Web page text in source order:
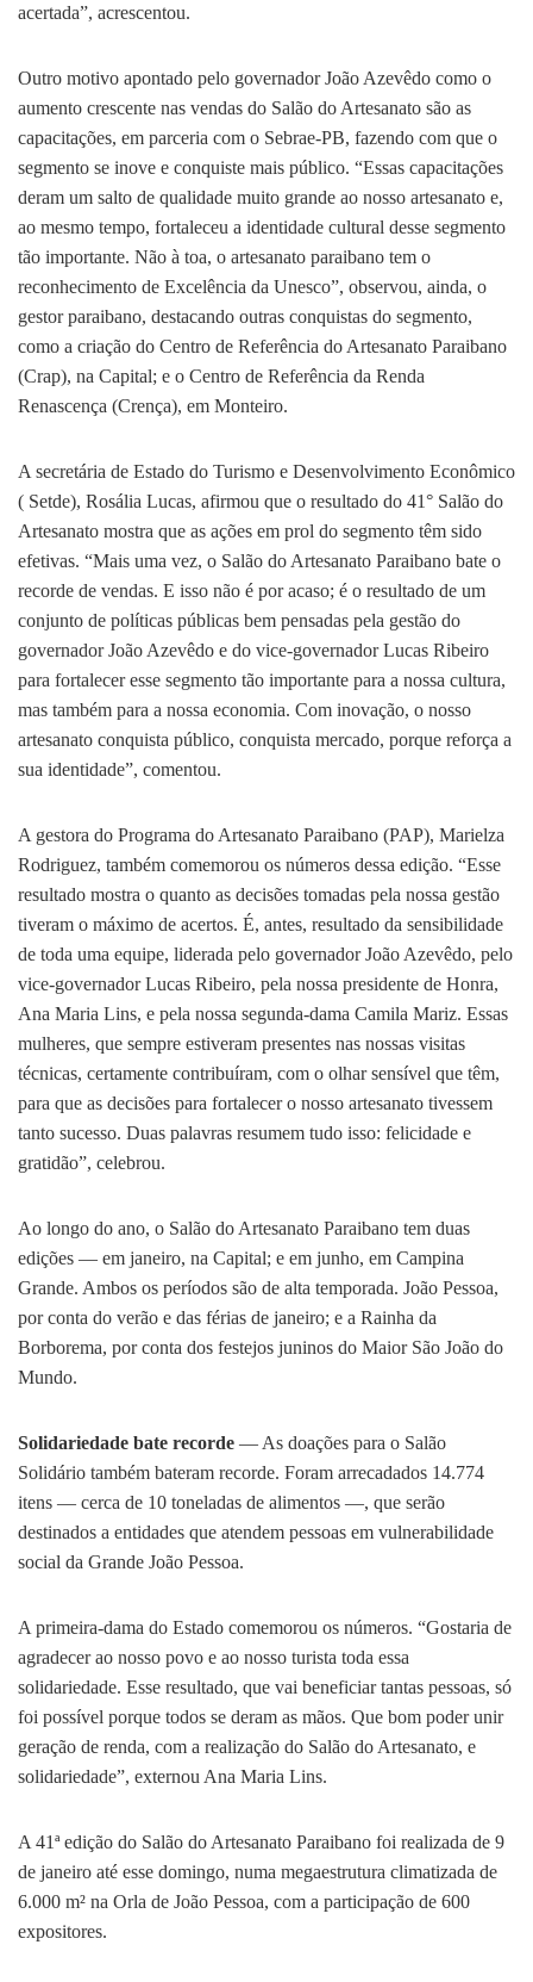
acertada”, acrescentou.
Outro motivo apontado pelo governador João Azevêdo como o
aumento crescente nas vendas do Salão do Artesanato são as
capacitações, em parceria com o Sebrae-PB, fazendo com que o
segmento se inove e conquiste mais público. “Essas capacitações
deram um salto de qualidade muito grande ao nosso artesanato e,
ao mesmo tempo, fortaleceu a identidade cultural desse segmento
tão importante. Não à toa, o artesanato paraibano tem o
reconhecimento de Excelência da Unesco”, observou, ainda, o
gestor paraibano, destacando outras conquistas do segmento,
como a criação do Centro de Referência do Artesanato Paraibano
(Crap), na Capital; e o Centro de Referência da Renda
Renascença (Crença), em Monteiro.
A secretária de Estado do Turismo e Desenvolvimento Econômico
( Setde), Rosália Lucas, afirmou que o resultado do 41° Salão do
Artesanato mostra que as ações em prol do segmento têm sido
efetivas. “Mais uma vez, o Salão do Artesanato Paraibano bate o
recorde de vendas. E isso não é por acaso; é o resultado de um
conjunto de políticas públicas bem pensadas pela gestão do
governador João Azevêdo e do vice-governador Lucas Ribeiro
para fortalecer esse segmento tão importante para a nossa cultura,
mas também para a nossa economia. Com inovação, o nosso
artesanato conquista público, conquista mercado, porque reforça a
sua identidade”, comentou.
A gestora do Programa do Artesanato Paraibano (PAP), Marielza
Rodriguez, também comemorou os números dessa edição. “Esse
resultado mostra o quanto as decisões tomadas pela nossa gestão
tiveram o máximo de acertos. É, antes, resultado da sensibilidade
de toda uma equipe, liderada pelo governador João Azevêdo, pelo
vice-governador Lucas Ribeiro, pela nossa presidente de Honra,
Ana Maria Lins, e pela nossa segunda-dama Camila Mariz. Essas
mulheres, que sempre estiveram presentes nas nossas visitas
técnicas, certamente contribuíram, com o olhar sensível que têm,
para que as decisões para fortalecer o nosso artesanato tivessem
tanto sucesso. Duas palavras resumem tudo isso: felicidade e
gratidão”, celebrou.
Ao longo do ano, o Salão do Artesanato Paraibano tem duas
edições — em janeiro, na Capital; e em junho, em Campina
Grande. Ambos os períodos são de alta temporada. João Pessoa,
por conta do verão e das férias de janeiro; e a Rainha da
Borborema, por conta dos festejos juninos do Maior São João do
Mundo.
Solidariedade bate recorde — As doações para o Salão
Solidário também bateram recorde. Foram arrecadados 14.774
itens — cerca de 10 toneladas de alimentos —, que serão
destinados a entidades que atendem pessoas em vulnerabilidade
social da Grande João Pessoa.
A primeira-dama do Estado comemorou os números. “Gostaria de
agradecer ao nosso povo e ao nosso turista toda essa
solidariedade. Esse resultado, que vai beneficiar tantas pessoas, só
foi possível porque todos se deram as mãos. Que bom poder unir
geração de renda, com a realização do Salão do Artesanato, e
solidariedade”, externou Ana Maria Lins.
A 41ª edição do Salão do Artesanato Paraibano foi realizada de 9
de janeiro até esse domingo, numa megaestrutura climatizada de
6.000 m² na Orla de João Pessoa, com a participação de 600
expositores.